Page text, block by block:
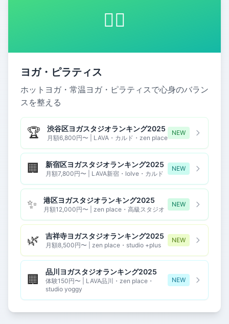
🧘‍♀️
ヨガ・ピラティス
ホットヨガ・常温ヨガ・ピラティスで心身のバラン
スを整える
🏆 渋谷区ヨガスタジオランキング2025
月額6,800円〜 | LAVA・カルド・zen place
NEW
🏢 新宿区ヨガスタジオランキング2025
月額7,800円〜 | LAVA新宿・loIve・カルド
NEW
✨ 港区ヨガスタジオランキング2025
月額12,000円〜 | zen place・高級スタジオ
NEW
🌿 吉祥寺ヨガスタジオランキング2025
月額8,500円〜 | zen place・studio +plus
NEW
🏢
品川ヨガスタジオランキング2025
体験150円〜 | LAVA品川・zen place・
studio yoggy
NEW